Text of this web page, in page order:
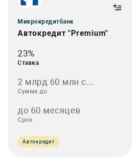
Микрокредитбанк
Автокредит "Premium"
23%
Ставка
2 млрд 60 млн с...
Сумма до
до 60 месяцев
Срок
Автокредит